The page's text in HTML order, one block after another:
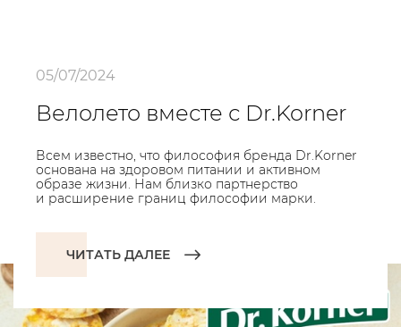
05/07/2024
Велолето вместе с Dr.Korner
Всем известно, что философия бренда Dr.Korner
основана на здоровом питании и активном
образе жизни. Нам близко партнерство
и расширение границ философии марки.
ЧИТАТЬ ДАЛЕЕ